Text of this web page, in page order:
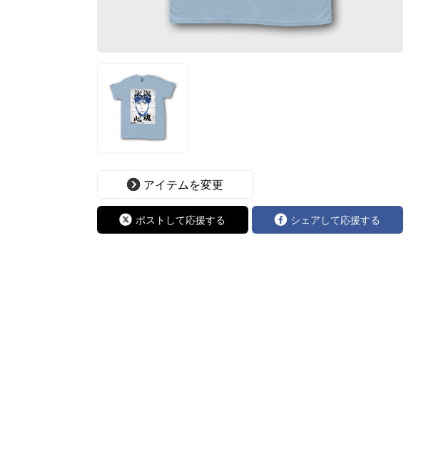
アイテムを変更
ポストして応援する シェアして応援する